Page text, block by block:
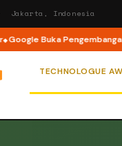
Jakarta, Indonesia
Buka Pengembangan
TECHNOLOGUE